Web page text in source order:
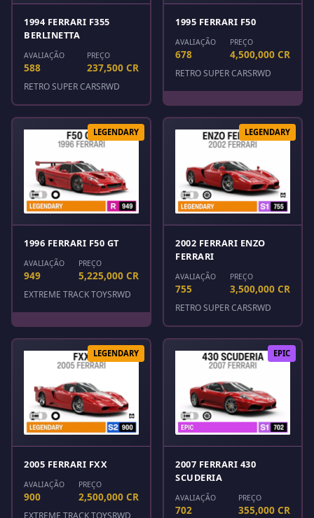
1994 FERRARI F355
BERLINETTA
AVALIAÇÃO
588
PREÇO
237,500 CR
RETRO SUPER CARSRWD
1995 FERRARI F50
AVALIAÇÃO
678
PREÇO
4,500,000 CR
RETRO SUPER CARSRWD
LEGENDARY
1996 FERRARI F50 GT
AVALIAÇÃO
949
PREÇO
5,225,000 CR
EXTREME TRACK TOYSRWD
LEGENDARY
2002 FERRARI ENZO
FERRARI
AVALIAÇÃO
755
PREÇO
3,500,000 CR
RETRO SUPER CARSRWD
LEGENDARY
2005 FERRARI FXX
AVALIAÇÃO
900
PREÇO
2,500,000 CR
EXTREME TRACK TOYSRWD
EPIC
2007 FERRARI 430
SCUDERIA
AVALIAÇÃO
702
PREÇO
355,000 CR